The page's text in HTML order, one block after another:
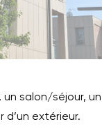
salon/séjour,
extérieur.